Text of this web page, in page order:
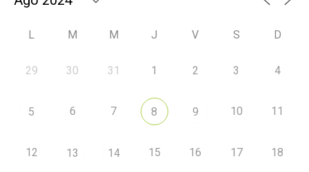
L M M J V S D
29 30 31 1 2 3 4
5 6 7 8 9 10 11
12 13 14 15 16 17 18